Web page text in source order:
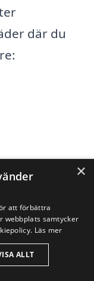
där du
×
att förbättra
webbplats samtycker
Läs mer
ALLT